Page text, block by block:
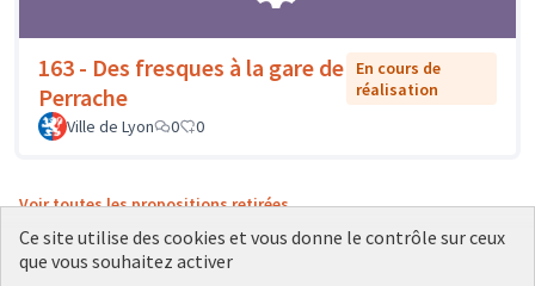
163 - Des fresques à la gare de
Perrache
En cours de
réalisation
Ville de Lyon
0 0
Voir toutes les propositions retirées
Ce site utilise des cookies et vous donne le contrôle sur ceux
que vous souhaitez activer